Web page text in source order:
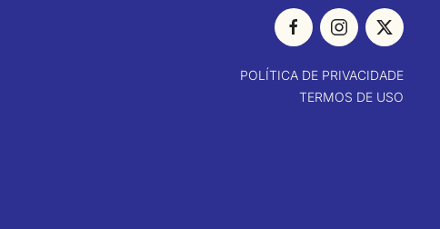
POLÍTICA DE PRIVACIDADE
TERMOS DE USO